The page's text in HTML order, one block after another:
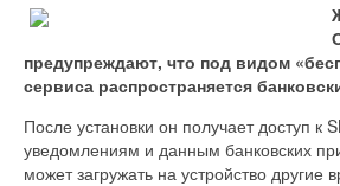
предупреждают, что под видом
сервиса распространяется
После установки он получает доступ к
уведомлениям и данным банковских
может загружать на устройство другие